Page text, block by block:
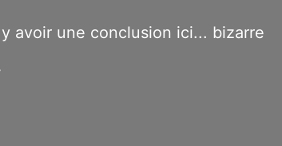
avoir une conclusion ici... bizarre